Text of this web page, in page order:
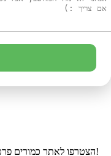
הצטרפו לאתר כמורים פרטיים והתחילו לקבל פניות מתלמידים עוד היום!